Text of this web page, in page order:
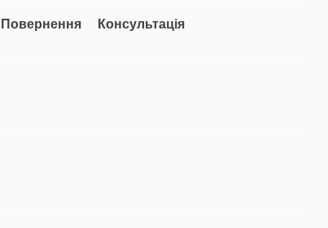
Повернення Консультація